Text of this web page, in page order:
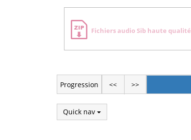
Zone
de
téléchargement
Fichiers audio Sib haute qualité
Progression << >>
Quick nav